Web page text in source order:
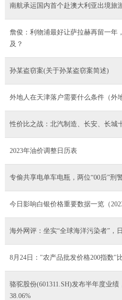
南航承运国内首个赴澳大利亚出境旅
詹俊：利物浦最好让萨拉赫再留一年
及？
孙某盗窃案(关于孙某盗窃案简述)
外地人在天津落户需要什么条件（外
性价比之战：北汽制造、长安、长城
2023年油价调整日历表
专偷共享电单车电瓶，两位“00后”刑
今日影响白银价格重要数据一览（
海外网评：坐实“全球海洋污染者”，
8月24日："农产品批发价格200指数"
骆驼股份(601311.SH)发布半年度业
38.06%